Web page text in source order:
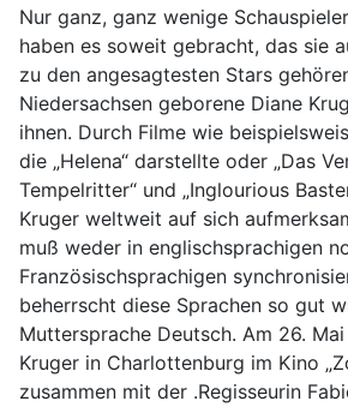
Nur ganz, ganz wenige
haben es soweit gebracht, das sie
zu den angesagtesten Stars
Niedersachsen geborene Diane
ihnen. Durch Filme wie
die „Helena“ darstellte oder „Das
Tempelritter“ und „Inglourious
Kruger weltweit auf sich
muß weder in englischsprachigen
Französischsprachigen
beherrscht diese Sprachen so gut
Muttersprache Deutsch. Am 26.
Kruger in Charlottenburg im Kino
zusammen mit der .Regisseurin